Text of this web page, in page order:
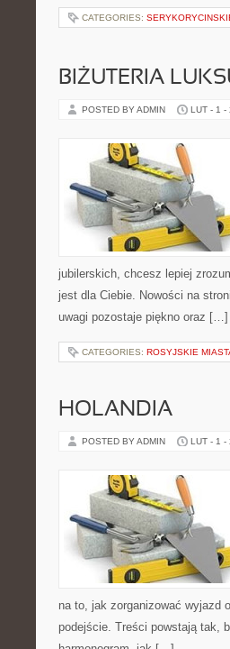
CATEGORIES:
BIŻUTERIA
POSTED BY ADMIN LUT - 1 -
jubilerskich, chcesz lepiej
jest dla Ciebie. Nowości na
uwagi pozostaje piękno oraz […]
CATEGORIES: ROSYJSKIE
HOLANDIA
POSTED BY ADMIN LUT - 1 -
na to, jak zorganizować wyjazd
podejście. Treści powstają tak,